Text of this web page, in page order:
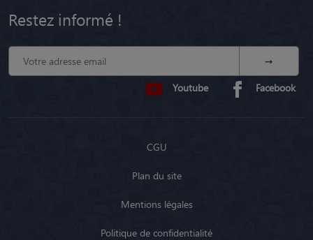
Restez informé !
Youtube Facebook
CGU
Plan du site
Mentions légales
Politique de confidentialité